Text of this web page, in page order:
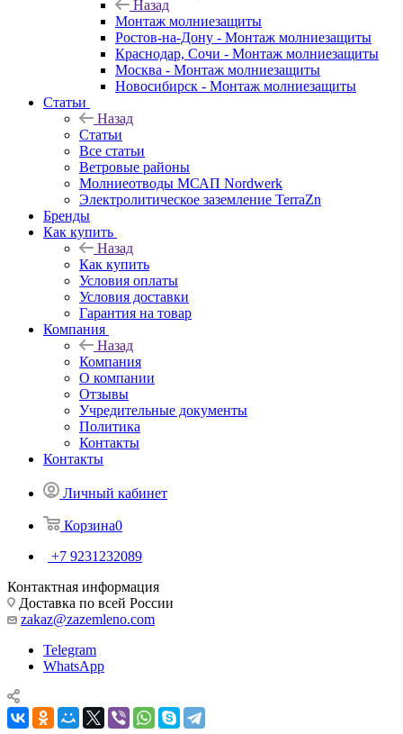
Назад
Монтаж молниезащиты
Ростов-на-Дону - Монтаж молниезащиты
Краснодар, Сочи - Монтаж молниезащиты
Москва - Монтаж молниезащиты
Новосибирск - Монтаж молниезащиты
Статьи
Назад
Статьи
Все статьи
Ветровые районы
Молниеотводы МСАП Nordwerk
Электролитическое заземление TerraZn
Бренды
Как купить
Назад
Как купить
Условия оплаты
Условия доставки
Гарантия на товар
Компания
Назад
Компания
О компании
Отзывы
Учредительные документы
Политика
Контакты
Контакты
Личный кабинет
Корзина0
+7 9231232089
Контактная информация
Доставка по всей России
zakaz@zazemleno.com
Telegram
WhatsApp